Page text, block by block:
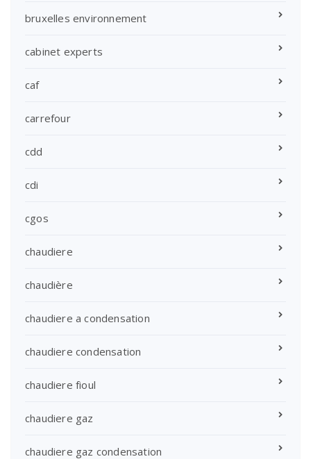
bruxelles environnement
cabinet experts
caf
carrefour
cdd
cdi
cgos
chaudiere
chaudière
chaudiere a condensation
chaudiere condensation
chaudiere fioul
chaudiere gaz
chaudiere gaz condensation